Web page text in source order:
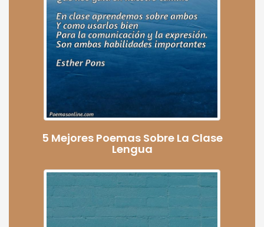
5 Mejores Poemas Sobre La Clase
Lengua